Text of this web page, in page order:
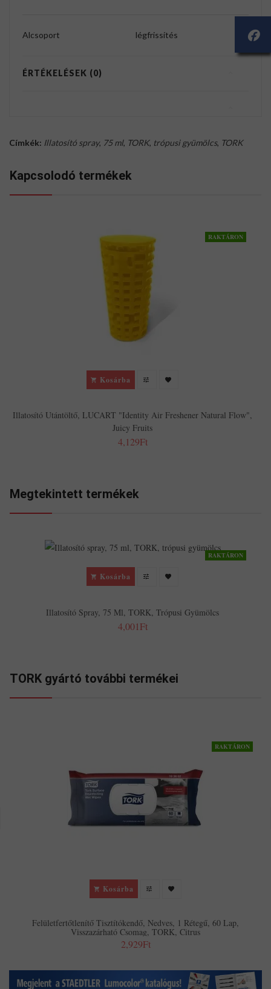
Alcsoport légfrissítés
ÉRTÉKELÉSEK (0)
Címkék: Illatosító spray, 75 ml, TORK, trópusi gyümölcs, TORK
Kapcsolodó termékek
RAKTÁRON
Kosárba
Illatosító Utántöltő, LUCART "Identity Air Freshener Natural Flow",
Juicy Fruits
4,129Ft
Megtekintett termékek
RAKTÁRON
Kosárba
Illatosító Spray, 75 Ml, TORK, Trópusi Gyümölcs
4,001Ft
TORK gyártó további termékei
RAKTÁRON
Kosárba
Felületfertőtlenítő Tisztítókendő, Nedves, 1 Rétegű, 60 Lap,
Visszazárható Csomag, TORK, Citrus
2,929Ft